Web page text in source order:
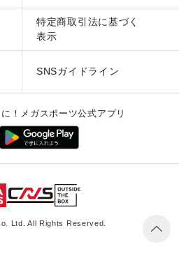
特定商取引法に基づく
表示
SNSガイドライン
！メガスポーツ公式アプリ
Ltd. All Rights Reserved.